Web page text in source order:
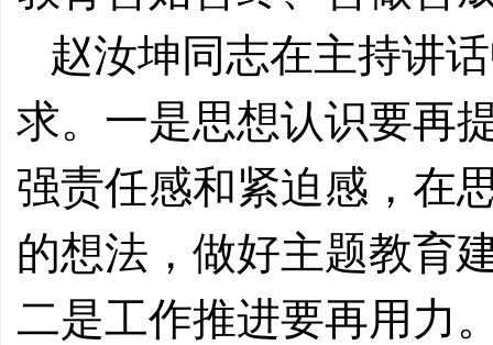
赵汝坤同志在主持讲
求。一是思想认识要再
强责任感和紧迫感，在
的想法，做好主题教育
二是工作推进要再用力